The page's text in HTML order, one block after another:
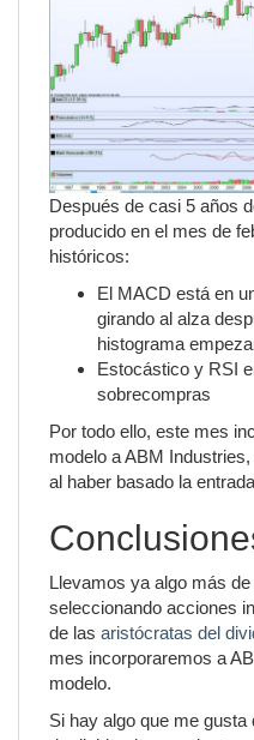
Después de casi 5 años
producido en el mes de
históricos:
El MACD está en
girando al alza
histograma
Estocástico y RSI
sobrecompras
Por todo ello, este mes
modelo a ABM
al haber basado la
Llevamos ya algo más
seleccionando acciones
de las aristócratas del
mes incorporaremos a
modelo.
Si hay algo que me